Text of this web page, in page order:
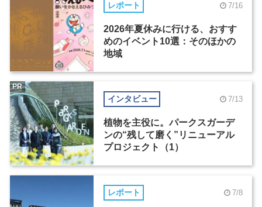
レポート 7/16
2026年夏休みに行ける、おすす
めのイベント10選：そのほかの
地域
インタビュー 7/13
植物を主役に。パークスガーデ
ンの“残して磨く”リニューアル
プロジェクト（1）
PR
レポート 7/8